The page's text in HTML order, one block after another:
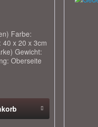
Farbe:
40 x 20 x 3cm
Gewicht:
Oberseite